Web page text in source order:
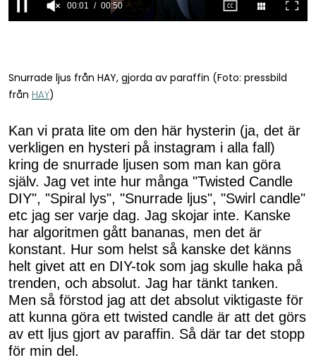
seconds
00:02 00:50
Snurrade ljus från HAY, gjorda av paraffin (Foto: pressbild
från HAY)
Kan vi prata lite om den här hysterin (ja, det är
verkligen en hysteri på instagram i alla fall)
kring de snurrade ljusen som man kan göra
själv. Jag vet inte hur många "Twisted Candle
DIY", "Spiral lys", "Snurrade ljus", "Swirl candle"
etc jag ser varje dag. Jag skojar inte. Kanske
har algoritmen gått bananas, men det är
konstant. Hur som helst så kanske det känns
helt givet att en DIY-tok som jag skulle haka på
trenden, och absolut. Jag har tänkt tanken.
Men så förstod jag att det absolut viktigaste för
att kunna göra ett twisted candle är att det görs
av ett ljus gjort av paraffin. Så där tar det stopp
för min del.